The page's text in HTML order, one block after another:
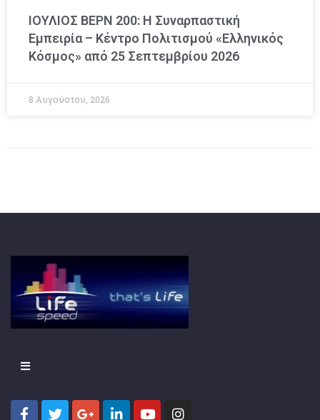
ΙΟΥΛΙΟΣ ΒΕΡΝ 200: Η Συναρπαστική
Εμπειρία – Κέντρο Πολιτισμού «Ελληνικός
Κόσμος» από 25 Σεπτεμβρίου 2026
8 Αυγούστου, 2026